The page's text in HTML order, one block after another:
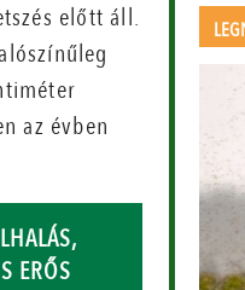
előtt áll.
az évben
ERŐS